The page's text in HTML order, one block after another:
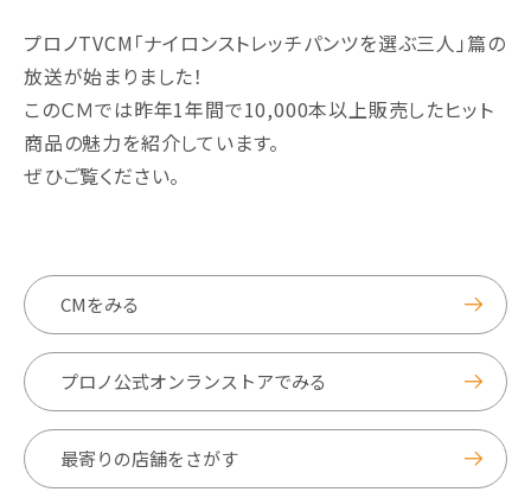
プロノTVCM「ナイロンストレッチパンツを選ぶ三人」篇の
放送が始まりました！
このＣＭでは昨年1年間で10,000本以上販売したヒット
商品の魅力を紹介しています。
ぜひご覧ください。
CMをみる
プロノ公式オンランストアでみる
最寄りの店舗をさがす